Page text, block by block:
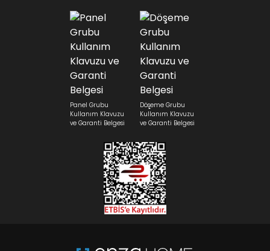
Panel Grubu
Kullanım Klavuzu
ve Garanti Belgesi
Döşeme Grubu
Kullanım Klavuzu
ve Garanti Belgesi